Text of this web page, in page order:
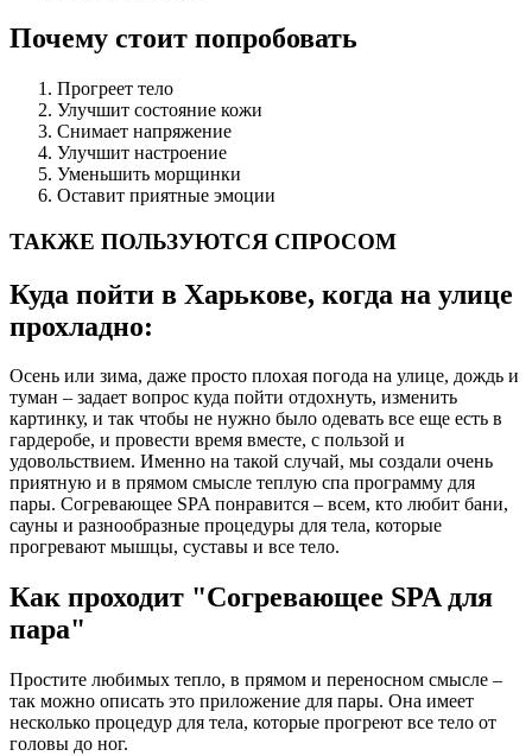
Почему стоит попробовать
Прогреет тело
Улучшит состояние кожи
Снимает напряжение
Улучшит настроение
Уменьшить морщинки
Оставит приятные эмоции
ТАКЖЕ ПОЛЬЗУЮТСЯ СПРОСОМ
Куда пойти в Харькове, когда на улице
прохладно:
Осень или зима, даже просто плохая погода на улице, дождь и
туман – задает вопрос куда пойти отдохнуть, изменить
картинку, и так чтобы не нужно было одевать все еще есть в
гардеробе, и провести время вместе, с пользой и
удовольствием. Именно на такой случай, мы создали очень
приятную и в прямом смысле теплую спа программу для
пары. Согревающее SPA понравится – всем, кто любит бани,
сауны и разнообразные процедуры для тела, которые
прогревают мышцы, суставы и все тело.
Как проходит "Согревающее SPA для
пара"
Простите любимых тепло, в прямом и переносном смысле –
так можно описать это приложение для пары. Она имеет
несколько процедур для тела, которые прогреют все тело от
головы до ног.